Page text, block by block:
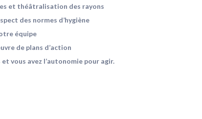
et théâtralisation des rayons
des normes d’hygiène
équipe
de plans d’action
vous avez l’autonomie pour agir.